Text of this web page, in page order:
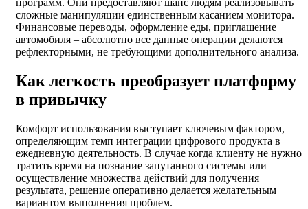
программ. Они предоставляют шанс людям реализовывать
сложные манипуляции единственным касанием монитора.
Финансовые переводы, оформление еды, приглашение
автомобиля – абсолютно все данные операции делаются
рефлекторными, не требующими дополнительного анализа.
Как легкость преобразует платформу
в привычку
Комфорт использования выступает ключевым фактором,
определяющим темп интеграции цифрового продукта в
ежедневную деятельность. В случае когда клиенту не нужно
тратить время на познание запутанного системы или
осуществление множества действий для получения
результата, решение оперативно делается желательным
вариантом выполнения проблем.